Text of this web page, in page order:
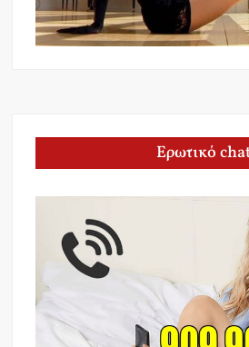
Ερωτικό